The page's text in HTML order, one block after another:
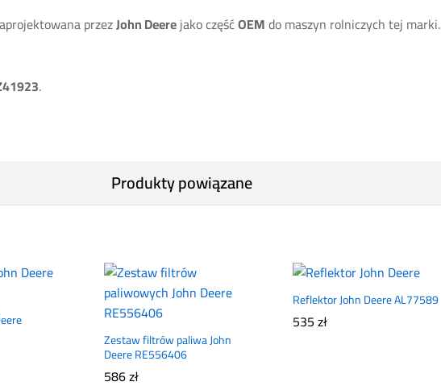
przezJohn Deerejako częśćOEMdo maszyn rolniczych tej marki.
.
Produkty powiązane
Zestaw filtrów paliwa John
Deere RE556406
586zł
Reflektor John Deere AL77589
535zł